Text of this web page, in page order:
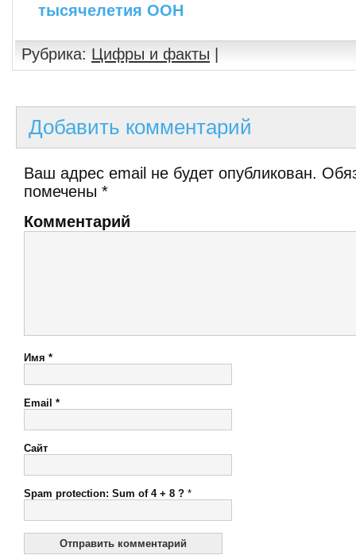
тысячелетия ООН
Рубрика: Цифры и факты
Добавить комментарий
Ваш адрес email не будет опубликован.
помечены *
Комментарий
Имя *
Email *
Сайт
Spam protection: Sum of 4 + 8 ? *